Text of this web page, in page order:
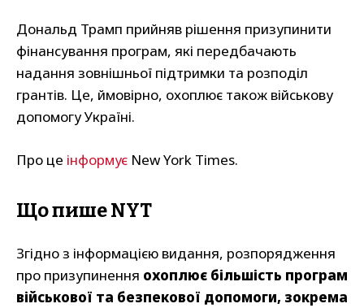
Дональд Трамп прийняв рішення призупинити
фінансування програм, які передбачають
надання зовнішньої підтримки та розподіл
грантів. Це, ймовірно, охоплює також військову
допомогу Україні.
Про це інформує New York Times.
Що пише NYT
Згідно з інформацією видання, розпорядження
про призупинення охоплює більшість програм
військової та безпекової допомоги, зокрема